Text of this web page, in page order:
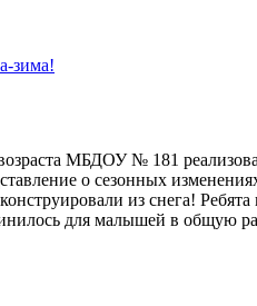
зима!
МБДОУ № 181
о сезонных
из снега!
для малышей в общую